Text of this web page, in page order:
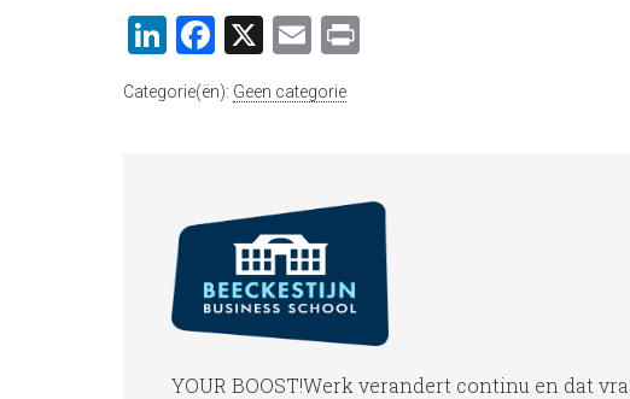
LinkedIn
Facebook
X Email
Categorie(ën): Geen categorie
YOUR BOOST!Werk verandert continu en dat